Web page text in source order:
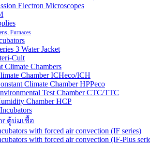
Electron Microscopes
Furnaces
3 Water Jacket
Cult
Climate Chambers
Chamber ICHeco/ICH
Climate Chamber HPPeco
Test Chamber CTC/TTC
Chamber HCP
ตู้บ่มเชื้อ
with forced air convection (IF series)
with forced air convection (IF-Plus